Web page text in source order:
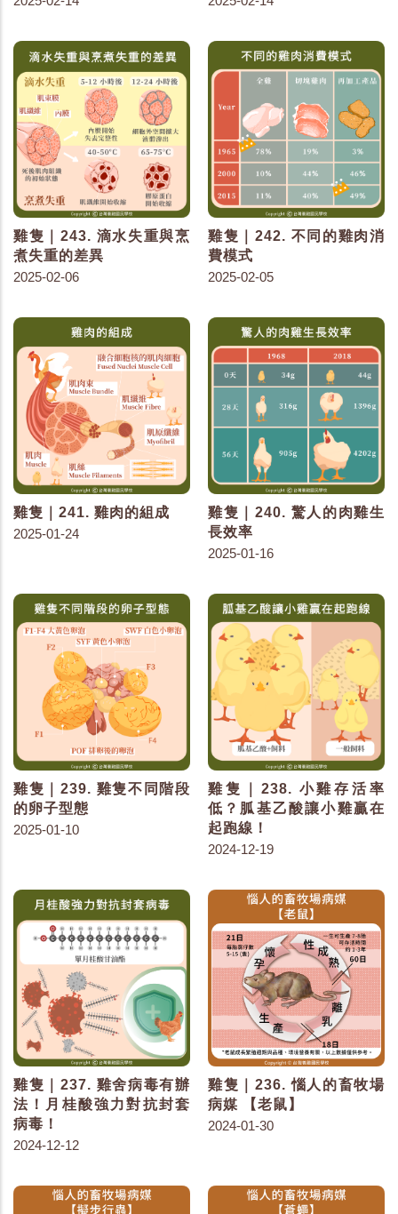
雞隻｜243. 滴水失重與烹
煮失重的差異
2025-02-06
雞隻｜242. 不同的雞肉消
費模式
2025-02-05
雞隻｜241. 雞肉的組成
2025-01-24
雞隻｜240. 驚人的肉雞生
長效率
2025-01-16
雞隻｜239. 雞隻不同階段
的卵子型態
2025-01-10
雞隻｜238. 小雞存活率
低？胍基乙酸讓小雞贏在
起跑線！
2024-12-19
雞隻｜237. 雞舍病毒有辦
法！月桂酸強力對抗封套
病毒！
2024-12-12
雞隻｜236. 惱人的畜牧場
病媒 【老鼠】
2024-01-30